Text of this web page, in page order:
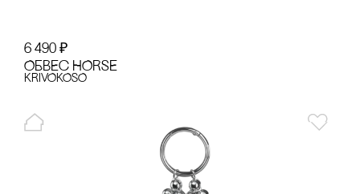
6 490 ₽
ОБВЕс HORSE
KRiVOKOSO